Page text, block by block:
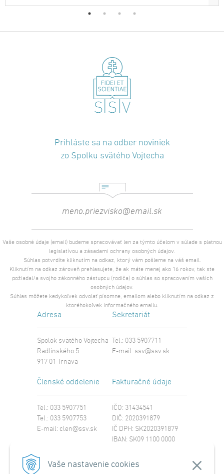
Vaše nastavenie cookies
Prihláste sa na odber noviniek
zo Spolku svätého Vojtecha
Vaše osobné údaje (email) budeme spracovávať len za týmto účelom v súlade s platnou
legislatívou a zásadami ochrany osobných údajov.
Súhlas potvrdíte kliknutím na odkaz, ktorý vám pošleme na váš email.
Kliknutím na odkaz zároveň prehlasujete, že ak máte menej ako 16 rokov, tak ste
požiadal/a svojho zákonného zástupcu (rodiča) o súhlas so spracovaním vašich
osobných údajov.
Súhlas môžete kedykoľvek odvolať písomne, emailom alebo kliknutím na odkaz z
ktoréhokoľvek informačného emailu.
Adresa
Spolok svätého Vojtecha
Radlinského 5
917 01 Trnava
Sekretariát
Tel.: 033 5907711
E-mail: ssv@ssv.sk
Členské oddelenie
Tel.: 033 5907751
Tel.: 033 5907753
E-mail: clen@ssv.sk
Fakturačné údaje
IČO: 31434541
DIČ: 2020391879
IČ DPH: SK2020391879
IBAN: SK09 1100 0000
SWIFT: TATRSKBX